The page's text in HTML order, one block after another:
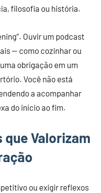
filosofia ou história.
Ouvir um podcast
— como cozinhar ou
obrigação em um
Você não está
a acompanhar
do início ao fim.
Valorizam
ou exigir reflexos